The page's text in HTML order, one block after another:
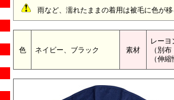
雨など、濡れたままの着用は被毛に色が
色 ネイビー、ブラック 素材
レー
（別
（伸